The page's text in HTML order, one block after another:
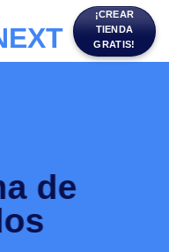
¡CREAR
TIENDA
GRATIS!
de